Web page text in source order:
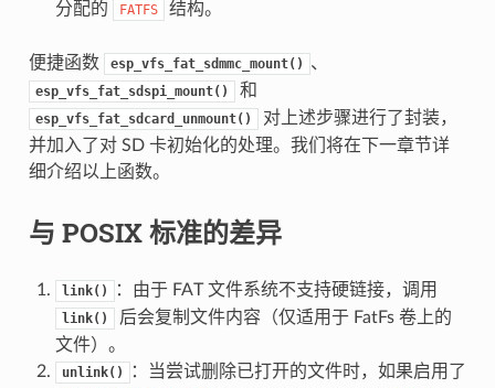
分配的
FATFS 结构。
便捷函数 esp_vfs_fat_sdmmc_mount() 、
esp_vfs_fat_sdspi_mount() 和
esp_vfs_fat_sdcard_unmount()
对上述步骤进行了封装，
并加入了对 SD 卡初始化的处理。我们将在下一章节详
细介绍以上函数。
与 POSIX 标准的差异
link() ：由于 FAT 文件系统不支持硬链接，调用
link()
后会复制文件内容（仅适用于 FatFs 卷上的
文件）。
unlink() ：当尝试删除已打开的文件时，如果启用了